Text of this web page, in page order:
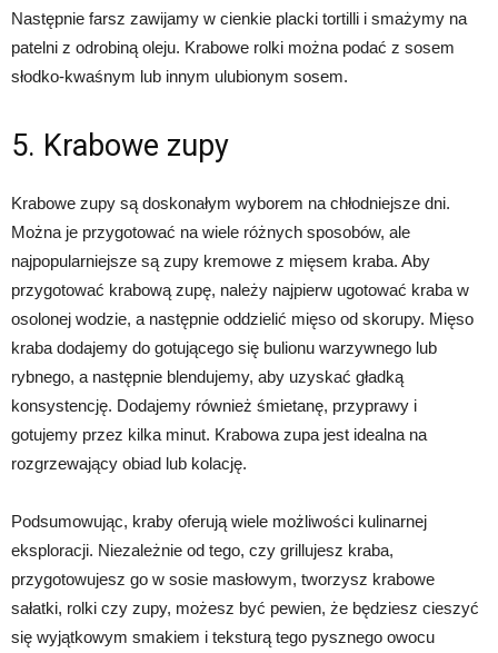
Następnie farsz zawijamy w cienkie placki tortilli i smażymy na
patelni z odrobiną oleju. Krabowe rolki można podać z sosem
słodko-kwaśnym lub innym ulubionym sosem.
5. Krabowe zupy
Krabowe zupy są doskonałym wyborem na chłodniejsze dni.
Można je przygotować na wiele różnych sposobów, ale
najpopularniejsze są zupy kremowe z mięsem kraba. Aby
przygotować krabową zupę, należy najpierw ugotować kraba w
osolonej wodzie, a następnie oddzielić mięso od skorupy. Mięso
kraba dodajemy do gotującego się bulionu warzywnego lub
rybnego, a następnie blendujemy, aby uzyskać gładką
konsystencję. Dodajemy również śmietanę, przyprawy i
gotujemy przez kilka minut. Krabowa zupa jest idealna na
rozgrzewający obiad lub kolację.
Podsumowując, kraby oferują wiele możliwości kulinarnej
eksploracji. Niezależnie od tego, czy grillujesz kraba,
przygotowujesz go w sosie masłowym, tworzysz krabowe
sałatki, rolki czy zupy, możesz być pewien, że będziesz cieszyć
się wyjątkowym smakiem i teksturą tego pysznego owocu